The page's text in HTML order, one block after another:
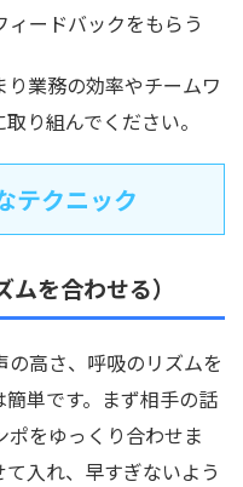
ードバックをもらう
業務の効率やチームワ
り組んでください。
テクニック
を合わせる）
高さ、呼吸のリズムを
単です。まず相手の話
をゆっくり合わせま
入れ、早すぎないよう